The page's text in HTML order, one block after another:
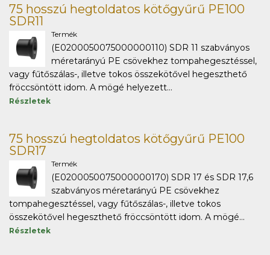
75 hosszú hegtoldatos kötőgyűrű PE100
SDR11
Termék
(E0200050075000000110) SDR 11 szabványos
méretarányú PE csövekhez tompahegesztéssel,
vagy fűtőszálas-, illetve tokos összekötővel hegeszthető
fröccsöntött idom. A mögé helyezett...
Részletek
75 hosszú hegtoldatos kötőgyűrű PE100
SDR17
Termék
(E0200050075000000170) SDR 17 és SDR 17,6
szabványos méretarányú PE csövekhez
tompahegesztéssel, vagy fűtőszálas-, illetve tokos
összekötővel hegeszthető fröccsöntött idom. A mögé...
Részletek